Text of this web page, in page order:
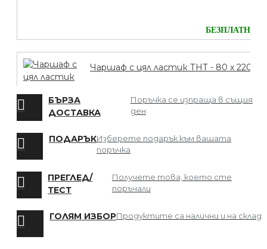
БЕЗПЛАТНО
Чаршаф с цял ластик ТНТ - 80 х 220
БЪРЗА
ДОСТАВКА
Поръчка се изпраща в същия
ден
ПОДАРЪКИзберете подарък към вашата
поръчка
ПРЕГЛЕД/
ТЕСТ
Получете това, което сте
поръчали
ГОЛЯМ ИЗБОРПродуктите са налични и на склад